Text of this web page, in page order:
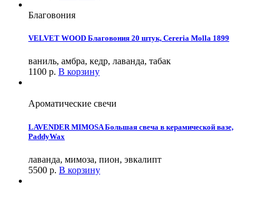
Благовония
VELVET WOOD Благовония 20 штук, Cereria Molla 1899
ваниль, амбра, кедр, лаванда, табак
1100 р. В корзину
Ароматические свечи
LAVENDER MIMOSA Большая свеча в керамической вазе,
PaddyWax
лаванда, мимоза, пион, эвкалипт
5500 р. В корзину